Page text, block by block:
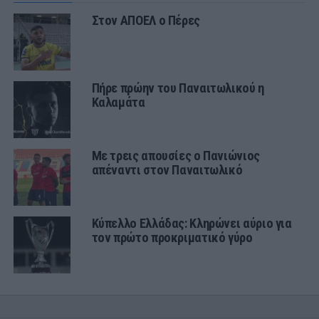
Στον ΑΠΟΕΛ ο Πέρες
Πήρε πρώην του Παναιτωλικού η
Καλαμάτα
Με τρεις απουσίες ο Πανιώνιος
απέναντι στον Παναιτωλικό
Κύπελλο Ελλάδας: Κληρώνει αύριο για
τον πρώτο προκριματικό γύρο